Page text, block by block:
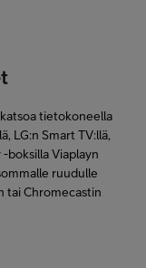
tietokoneella
LG:n Smart TV:llä,
-boksilla Viaplayn
ruudulle
tai Chromecastin